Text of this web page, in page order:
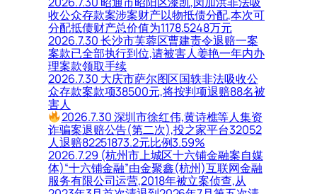
收公众存款案涉案财产以物抵债分配,本次可
分配抵债财产总价值为1178.5248万元
2026.7.30 长沙市芙蓉区曹建责令退赔一案
案款已全部执行到位,请被害人姜艳一年内办
理案款领取手续
2026.7.30 大庆市萨尔图区国轶非法吸收公
众存款案款项38500元,将按判项退赔88名被
害人
2026.7.30 深圳市徐红伟,黄诗樵等人集资
诈骗案退赔公告(第二次),投之家平台32052
人退赔82251873.2元比例3.59%
2026.7.29 (杭州市上城区十六铺金融案自媒
体)“十六铺金融”由金聚鑫(杭州)互联网金融
服务有限公司运营,2018年被立案侦查,从